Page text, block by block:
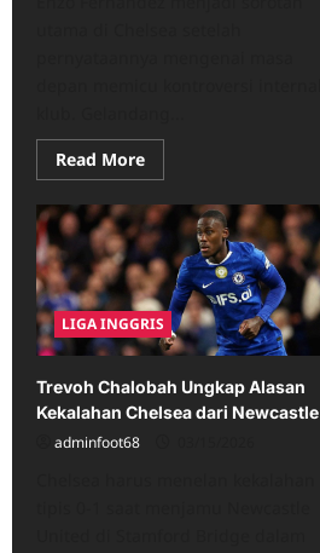
Read MoreRead
more
Enzo
Fernandez
Sudah
Minta
Maaf
Namun
Chelsea
Tetap
Beri
Hukuman
LIGA INGGRIS
Trevoh Chalobah Ungkap Alasan
Kekalahan Chelsea dari Newcastle
adminfoot68